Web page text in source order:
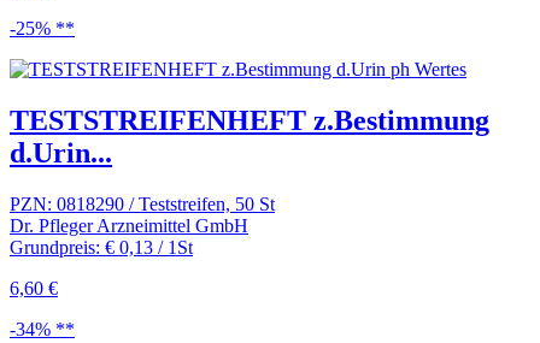
-25% **
TESTSTREIFENHEFT z.Bestimmung
d.Urin...
PZN: 0818290 / Teststreifen, 50 St
Dr. Pfleger Arzneimittel GmbH
Grundpreis: € 0,13 / 1St
6,60 €
-34% **